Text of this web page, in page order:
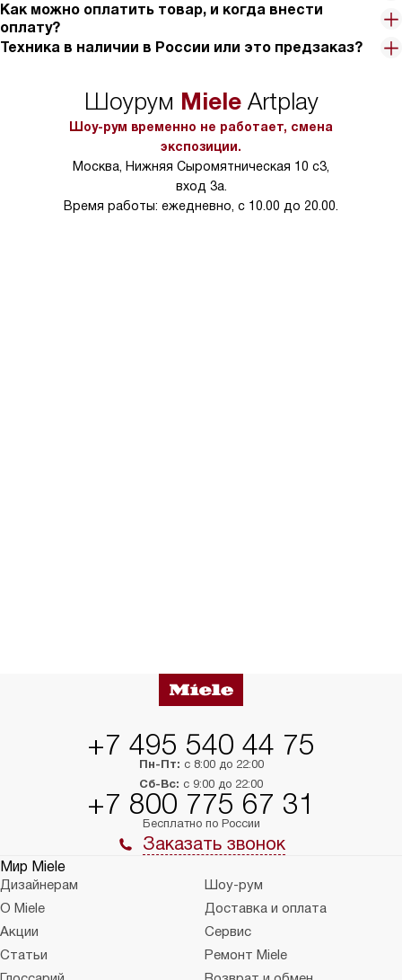
Как можно оплатить товар, и когда внести
оплату?
Техника в наличии в России или это предзаказ?
Шоурум MieleArtplay
Шоу-рум временно не работает, смена
экспозиции.
Москва, Нижняя Сыромятническая 10 с3,
вход 3а.
Время работы: ежедневно, с 10.00 до 20.00.
+7 495 540 44 75
Пн-Пт: с 8:00 до 22:00
Сб-Вс: с 9:00 до 22:00
+7 800 775 67 31
Бесплатно по России
Заказать звонок
Мир Miele
Дизайнерам
Шоу-рум
О Miele
Доставка и оплата
Акции
Сервис
Статьи
Ремонт Miele